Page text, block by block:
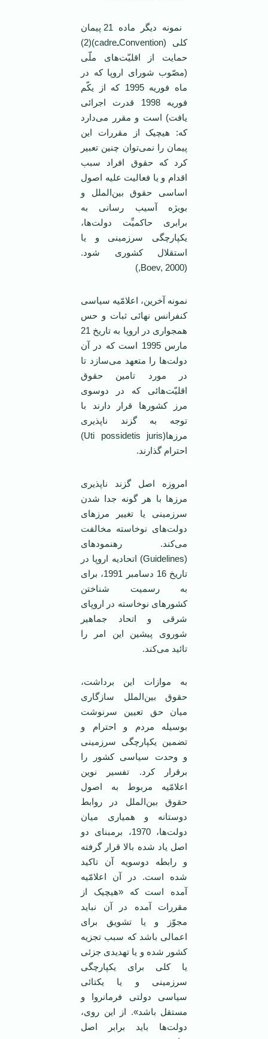
نمونه دیگر ماده 21 پیمان
کلی (Conventionـcadre)(2)
حمایت از اقلیّت‌های ملّی
(مصّوب شورای اروپا که در
ماه فوریه 1995 که از یکّم
فوریه 1998 قدرت اجرائی
یافت) است و مقرر می‌دارد
که: هیچیک از مقررات این
پیمان را نمی‌توان چنین تعبیر
کرد که حقوق افراد سبب
اقدام و یا فعالیت علیه اصول
اساسی حقوق بین‌الملل و
بویژه آسیب رسانی به
برابری حاکمیِّت دولت‌ها،
یکپارچگی سرزمینی و یا
استقلال کشوری شود.
(Boev, 2000,)
نمونه آخرین، اعلامّیه سیاسی
کنفرانس نهائی ثبات و حس
همجواری در اروپا به تاریخ 21
مارس 1995 است که در آن
دولت‌ها را متعهد می‌سازد تا
در مورد تامین حقوق
اقلیّت‌هائی که در دوسوی
مرز کشورها قرار دارند با
توجه به گزند ناپذیری
مرزها(Uti possidetis juris)
احترام گذارند.
امروزه اصل گزند ناپذیری
مرزها با هر گونه جدا شدن
سرزمینی یا تغییر مرزهای
دولت‌های نوخاسته مخالفت
می‌کند. رهنمود‌های
(Guidelines) اتحادیه اروپا در
تاریخ 16 دسامبر 1991، برای
به رسمیت شناختن
کشورهای نوخاسته در اروپای
شرقی و اتحاد جماهیر
شوروی پیشین این امر را
تائید می‌کند.
به موازات این برداشت،
حقوق بین‌الملل سازگاری
میان حق تعیین سرنوشت
بوسیله مردم و احترام و
تضمین یکپارچگی سرزمینی
و وحدت سیاسی کشور را
برقرار کرد. تفسیر نوین
اعلامّیه مربوط به اصول
حقوق بین‌الملل در روابط
دوستانه و همیاری میان
دولت‌ها، 1970، برمبنای دو
اصل یاد شده بالا قرار گرفته
و رابطه دوسویه آن تاکید
شده است. در آن اعلامّیه
آمده است که «هیچیک از
مقررات آمده در آن نباید
مجوّز و یا تشویق برای
اعمالی باشد که سبب تجزیه
کشور شده و یا تهدیدی جزئی
یا کلی برای یکپارچگی
سرزمینی و یا یکتائی
سیاسی دولتی فرمانروا و
مستقل باشد». از این روی،
دولت‌ها باید برابر اصل